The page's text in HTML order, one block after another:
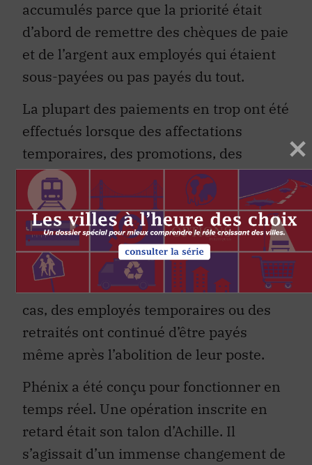
accumulés parce que la priorité était
d’abord de remettre des chèques de paie
et de l’argent aux employés qui étaient
sous-payées ou pas payés du tout.
La plupart des paiements en trop ont été
effectués lorsque des affectations
temporaires, des promotions, des
licenciements ou divers types de congés
n’ont pas été saisis à temps dans le
système. Les employés ont fini par être
payés trop cher ou trop longtemps. Ceux
qui changeaient de département
recevaient deux salaires. Dans certains
cas, des employés temporaires ou des
retraités ont continué d’être payés
même après l’abolition de leur poste.
Phénix a été conçu pour fonctionner en
temps réel. Une opération inscrite en
retard était son talon d’Achille. Il
s’agissait d’un immense changement de